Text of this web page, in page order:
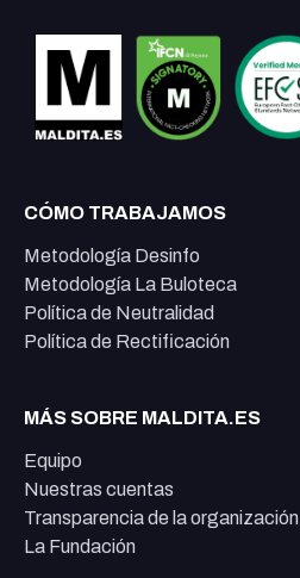
CÓMO TRABAJAMOS
Metodología Desinfo
Metodología La Buloteca
Política de Neutralidad
Política de Rectificación
MÁS SOBRE MALDITA.ES
Equipo
Nuestras cuentas
Transparencia de la organización
La Fundación